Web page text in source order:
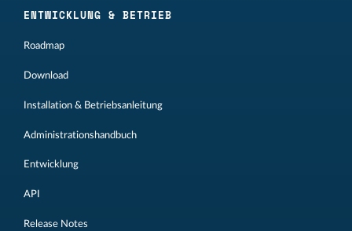
ENTWICKLUNG & BETRIEB
Roadmap
Download
Installation & Betriebsanleitung
Administrationshandbuch
Entwicklung
API
Release Notes